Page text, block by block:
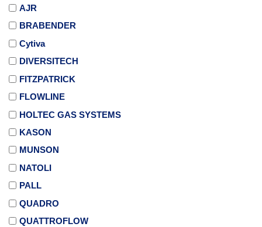
AJR
BRABENDER
Cytiva
DIVERSITECH
FITZPATRICK
FLOWLINE
HOLTEC GAS SYSTEMS
KASON
MUNSON
NATOLI
PALL
QUADRO
QUATTROFLOW